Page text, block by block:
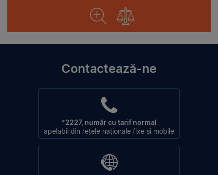
Contactează-ne
*2227, număr cu tarif normal
apelabil din rețele naționale fixe și mobile